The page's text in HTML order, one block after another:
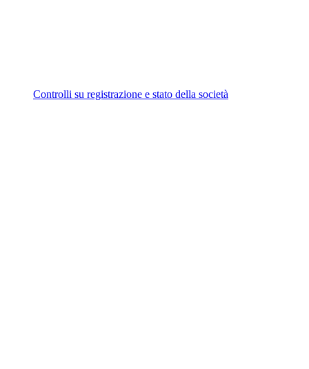
Controlli su registrazione e stato della società